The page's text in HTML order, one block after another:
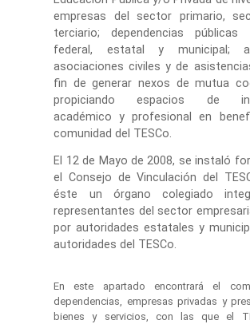
empresas del sector primario,
terciario; dependencias públicas
federal, estatal y municipal;
asociaciones civiles y de
fin de generar nexos de mutua
propiciando espacios de
académico y profesional en
comunidad del TESCo.
El 12 de Mayo de 2008, se instaló
el Consejo de Vinculación del
éste un órgano colegiado
representantes del sector
por autoridades estatales y
autoridades del TESCo.
En este apartado encontrará el
dependencias, empresas privadas y
bienes y servicios, con las que el